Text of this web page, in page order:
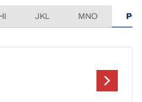
JKL MNO